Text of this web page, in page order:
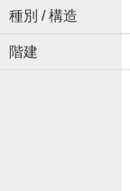
種別 / 構造
階建